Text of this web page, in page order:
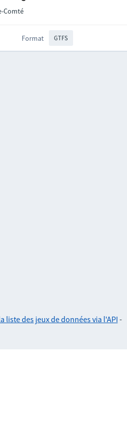
Comté
Format GTFS
liste des jeux de données via l'API -